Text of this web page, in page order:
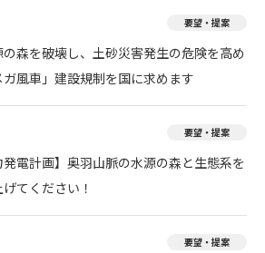
要望・提案
の森を破壊し、土砂災害発生の危険を高め
風車」建設規制を国に求めます
要望・提案
発電計画】奥羽山脈の水源の森と生態系を
てください！
要望・提案